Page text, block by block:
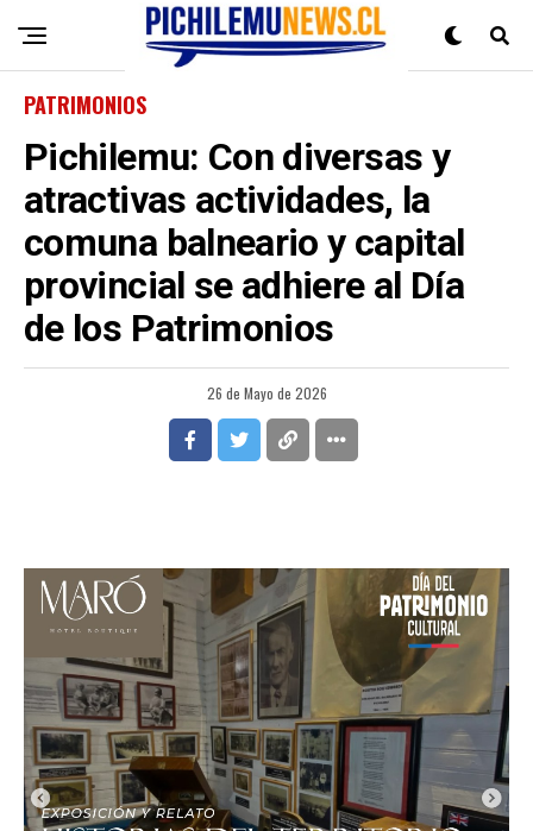
PATRIMONIOS
Pichilemu: Con diversas y
atractivas actividades, la
comuna balneario y capital
provincial se adhiere al Día
de los Patrimonios
26 de Mayo de 2026